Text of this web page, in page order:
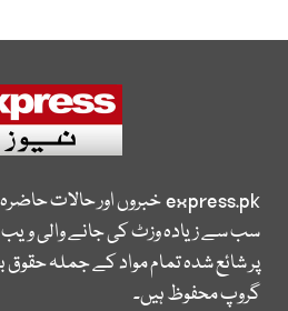
express.pkخبروں اور حالات
سب سے زیادہ وزٹ کی جانے والی
پر شائع شدہ تمام مواد کے جملہ
گروپ محفوظ ہیں۔